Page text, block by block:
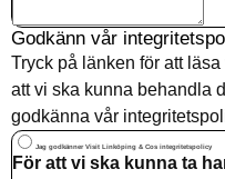
Godkänn vår
Tryck på länken för att läsa
att vi ska kunna behandla
godkänna vår
Jag godkänner Visit Linköping & Cos integritetspolicy
För att vi ska kunna ta